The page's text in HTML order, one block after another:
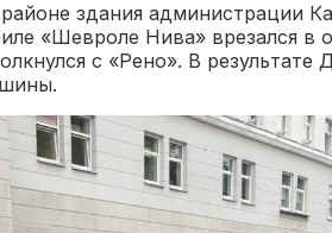
здания администрации
«Шевроле Нива» врезался в
с «Рено». В результате